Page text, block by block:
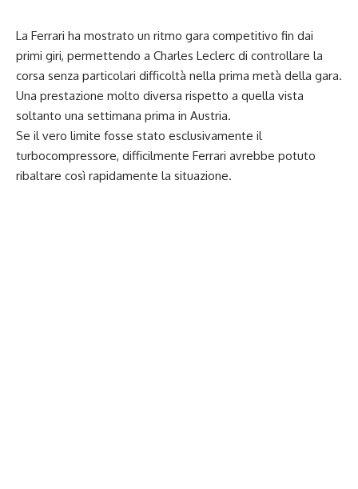
La Ferrari ha mostrato un ritmo gara competitivo fin dai
primi giri, permettendo a Charles Leclerc di controllare la
corsa senza particolari difficoltà nella prima metà della gara.
Una prestazione molto diversa rispetto a quella vista
soltanto una settimana prima in Austria.
Se il vero limite fosse stato esclusivamente il
turbocompressore, difficilmente Ferrari avrebbe potuto
ribaltare così rapidamente la situazione.